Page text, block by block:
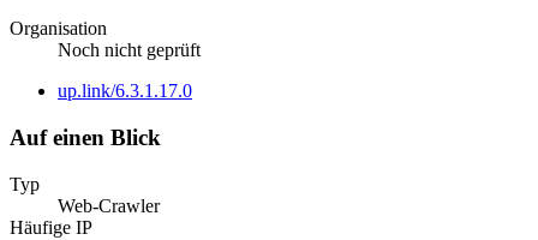
Organisation
Noch nicht geprüft
Website
up.link/6.3.1.17.0
Auf einen Blick
Typ
Web-Crawler
Häufige IP